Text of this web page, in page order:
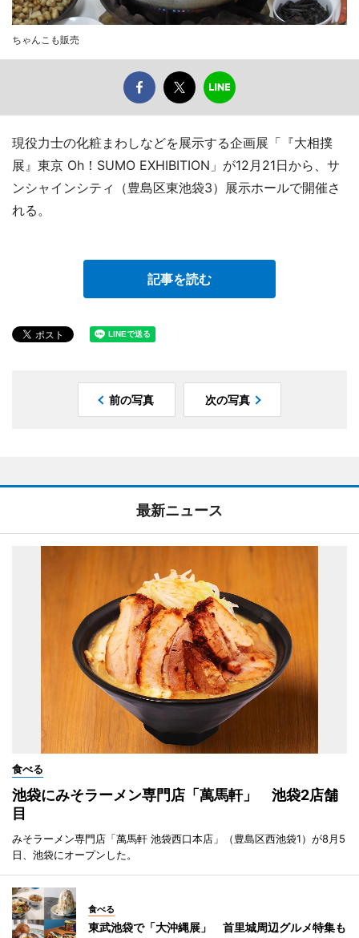
ちゃんこも販売
現役力士の化粧まわしなどを展示する企画展「『大相撲
展』東京 Oh！SUMO EXHIBITION」が12月21日から、サ
ンシャインシティ（豊島区東池袋3）展示ホールで開催さ
れる。
記事を読む
前の写真 次の写真
最新ニュース
食べる
池袋にみそラーメン専門店「萬馬軒」 池袋2店舗
目
みそラーメン専門店「萬馬軒 池袋西口本店」（豊島区西池袋1）が8月5
日、池袋にオープンした。
食べる
東武池袋で「大沖縄展」 首里城周辺グルメ特集も